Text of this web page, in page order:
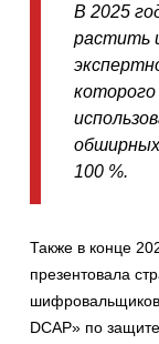
В 2025
растить
100 %.
Также в конце
презентовала
DCAP» по